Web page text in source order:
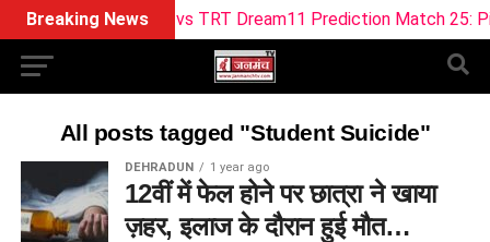
Breaking NewsML vs TRT Dream11 Prediction Match 25:
All posts tagged "Student Suicide"
DEHRADUN 1 year ago
12वीं में फेल होने पर छात्रा ने खाया
ज़हर, इलाज के दौरान हुई मौत…